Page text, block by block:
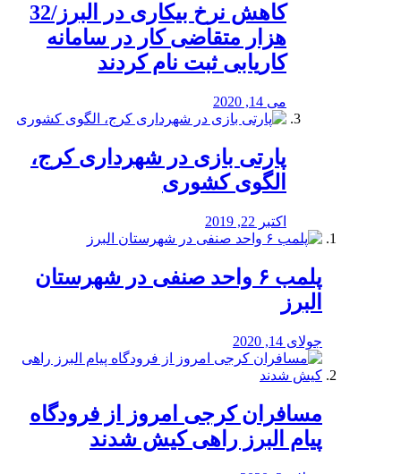
کاهش نرخ بیکاری در البرز/32
هزار متقاضی کار در سامانه
کاریابی ثبت نام کردند
می 14, 2020
پارتی بازی در شهرداری کرج،
الگوی کشوری
اکتبر 22, 2019
پلمب ۶ واحد صنفی در شهرستان
البرز
جولای 14, 2020
مسافران کرجی امروز از فرودگاه
پیام البرز راهی کیش شدند